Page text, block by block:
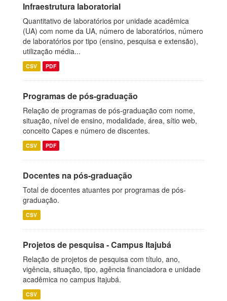
Infraestrutura laboratorial
Quantitativo de laboratórios por unidade acadêmica
(UA) com nome da UA, número de laboratórios, número
de laboratórios por tipo (ensino, pesquisa e extensão),
utilização média...
CSV PDF
Programas de pós-graduação
Relação de programas de pós-graduação com nome,
situação, nível de ensino, modalidade, área, sítio web,
conceito Capes e número de discentes.
CSV PDF
Docentes na pós-graduação
Total de docentes atuantes por programas de pós-
graduação.
CSV
Projetos de pesquisa - Campus Itajubá
Relação de projetos de pesquisa com título, ano,
vigência, situação, tipo, agência financiadora e unidade
acadêmica no campus Itajubá.
CSV